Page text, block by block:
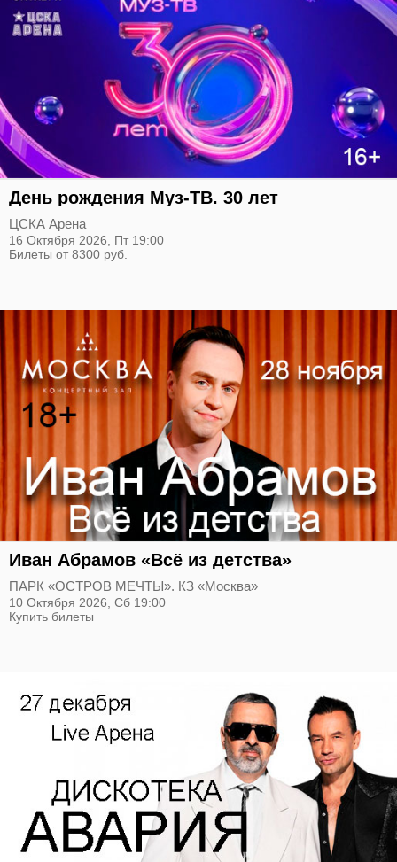
День рождения Муз-ТВ. 30 лет
ЦСКА Арена
16 Октября 2026, Пт 19:00
Билеты от 8300 руб.
Иван Абрамов «Всё из детства»
ПАРК «ОСТРОВ МЕЧТЫ». КЗ «Москва»
10 Октября 2026, Сб 19:00
Купить билеты